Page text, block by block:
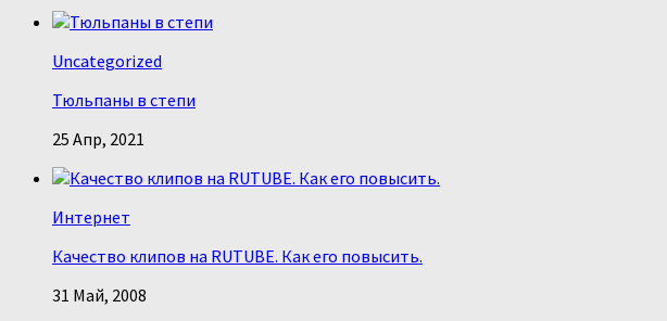
Uncategorized
Тюльпаны в степи
25 Апр, 2021
Интернет
Качество клипов на RUTUBE. Как его повысить.
31 Май, 2008